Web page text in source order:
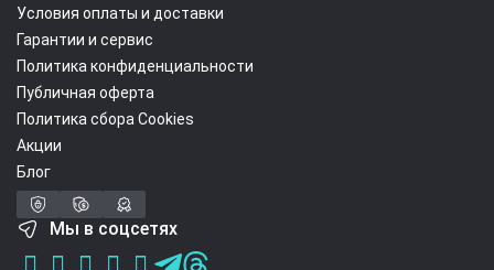
Условия оплаты и доставки
Гарантии и сервис
Политика конфиденциальности
Публичная оферта
Политика сбора Cookies
Акции
Блог
Мы в соцсетях